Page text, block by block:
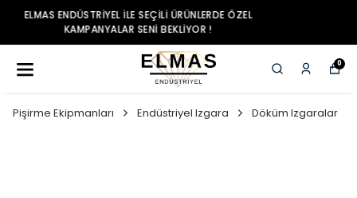
ELMAS ENDÜSTRIYEL ILE SEÇILI ÜRÜNLERDE ÖZEL
KAMPANYALAR SENI BEKLIYOR !
0
Pişirme Ekipmanları Endüstriyel Izgara Döküm Izgaralar